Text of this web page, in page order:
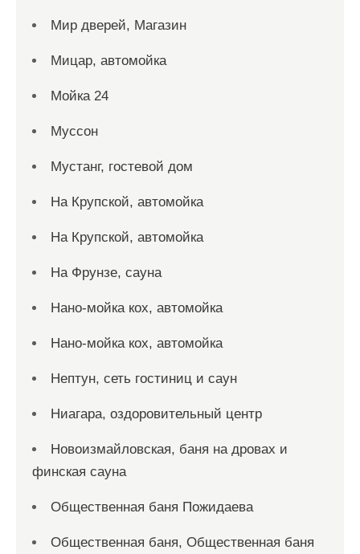
Мир дверей, Магазин
Мицар, автомойка
Мойка 24
Муссон
Мустанг, гостевой дом
На Крупской, автомойка
На Крупской, автомойка
На Фрунзе, сауна
Нано-мойка кох, автомойка
Нано-мойка кох, автомойка
Нептун, сеть гостиниц и саун
Ниагара, оздоровительный центр
Новоизмайловская, баня на дровах и
финская сауна
Общественная баня Пожидаева
Общественная баня, Общественная баня